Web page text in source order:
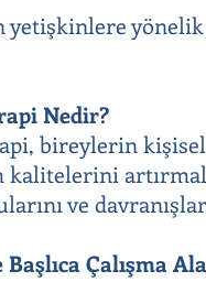
yetişkinlere
Nedir?
bireylerin kişisel
kalitelerini
ve
Çalışma